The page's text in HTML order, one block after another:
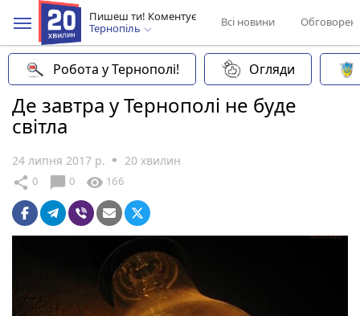
Пишеш ти! Коментує
Тернопіль
Всі новини
Робота у Тернополі! Огляди
Де завтра у Тернополі не буде
світла
24 липня 2017 р. 20 хвилин
share 0 chat_bubble 0 visibility 166